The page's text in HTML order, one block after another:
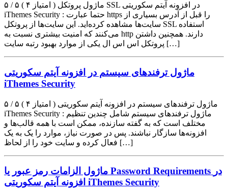
۵ / ۵ ( ۴ امتیاز ) ماژول پروتکل SSL در افزونه آیتم سکوریتی
iThemes Security : حتما عبارت https را قبل از آدرس بسیاری از
سایت‌ها مشاهده کرده‌اید. این سایت‌ها از پروتکل SSL استفاده
می‌کنند که امنیت بیشتری نسبت به http دارند. همچنین داشتن
پروتکل اس اس ال یکی از موارد بهبود رتبه سایت […]
ماژول ترفندهای سیستم در افزونه آیتم سکوریتی
iThemes Security
۵ / ۵ ( ۴ امتیاز ) ماژول ترفندهای سیستم در افزونه آیتم سکوریتی
iThemes Security : ماژول ترفندهای سیستم شامل چندین تنظیم
مختلف است که به گفته سازنده، ممکن است با همه قالب‌ها و
افزونه‌ها سازگار نباشند. پس در صورت نیاز، موارد را یک به یک
فعال کرده و سایت خود را از لحاظ […]
ماژول الزامات رمز عبور یا Password Requirements در
افزونه آیتم سکوریتی iThemes Security